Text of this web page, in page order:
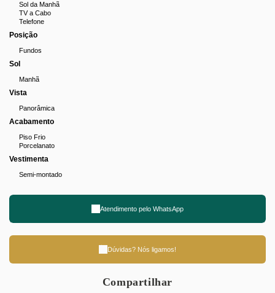
Sol da Manhã
TV a Cabo
Telefone
Posição
Fundos
Sol
Manhã
Vista
Panorâmica
Acabamento
Piso Frio
Porcelanato
Vestimenta
Semi-montado
Atendimento pelo WhatsApp
Dúvidas? Nós ligamos!
Compartilhar